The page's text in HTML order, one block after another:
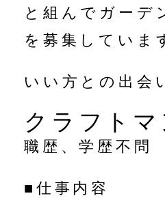
と組んでガーデ
を募集していま
いい方との出会
クラフト
職歴、学歴不問
■仕事内容